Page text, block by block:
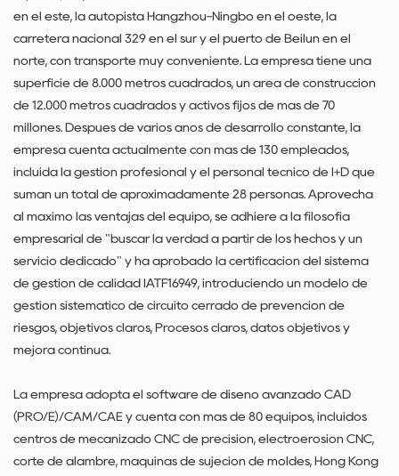
en el este, la autopista Hangzhou-Ningbo en el oeste, la
carretera nacional 329 en el sur y el puerto de Beilun en el
norte, con transporte muy conveniente. La empresa tiene una
superficie de 8.000 metros cuadrados, un área de construcción
de 12.000 metros cuadrados y activos fijos de más de 70
millones. Después de varios años de desarrollo constante, la
empresa cuenta actualmente con más de 130 empleados,
incluida la gestión profesional y el personal técnico de I+D que
suman un total de aproximadamente 28 personas. Aprovecha
al máximo las ventajas del equipo, se adhiere a la filosofía
empresarial de "buscar la verdad a partir de los hechos y un
servicio dedicado" y ha aprobado la certificación del sistema
de gestión de calidad IATF16949, introduciendo un modelo de
gestión sistemático de circuito cerrado de prevención de
riesgos, objetivos claros, Procesos claros, datos objetivos y
mejora continua.
La empresa adopta el software de diseño avanzado CAD
(PRO/E)/CAM/CAE y cuenta con más de 80 equipos, incluidos
centros de mecanizado CNC de precisión, electroerosión CNC,
corte de alambre, máquinas de sujeción de moldes, Hong Kong